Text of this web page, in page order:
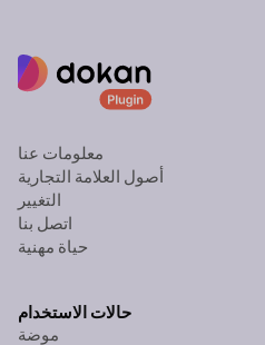
معلومات عنا
أصول العلامة التجارية
التغيير
اتصل بنا
حياة مهنية
حالات الاستخدام
موضة